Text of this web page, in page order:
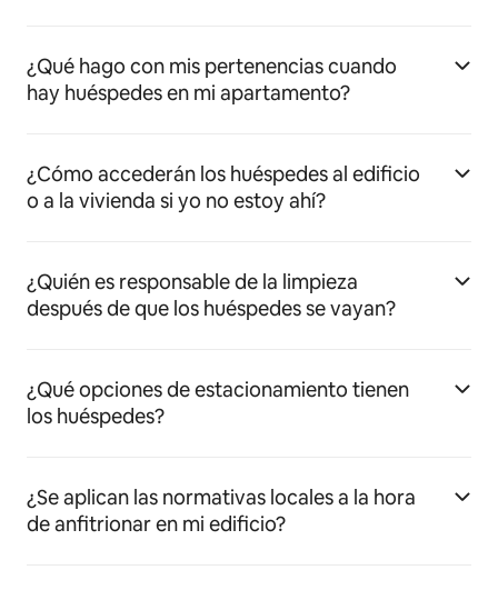
¿Qué hago con mis pertenencias cuando
hay huéspedes en mi apartamento?
¿Cómo accederán los huéspedes al edificio
o a la vivienda si yo no estoy ahí?
¿Quién es responsable de la limpieza
después de que los huéspedes se vayan?
¿Qué opciones de estacionamiento tienen
los huéspedes?
¿Se aplican las normativas locales a la hora
de anfitrionar en mi edificio?